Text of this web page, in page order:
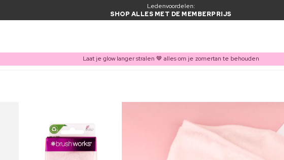
Ledenvoordelen:
SHOP ALLES MET DE MEMBERPRIJS
Laat je glow langer stralen 🤎 alles om je zomertan te behouden